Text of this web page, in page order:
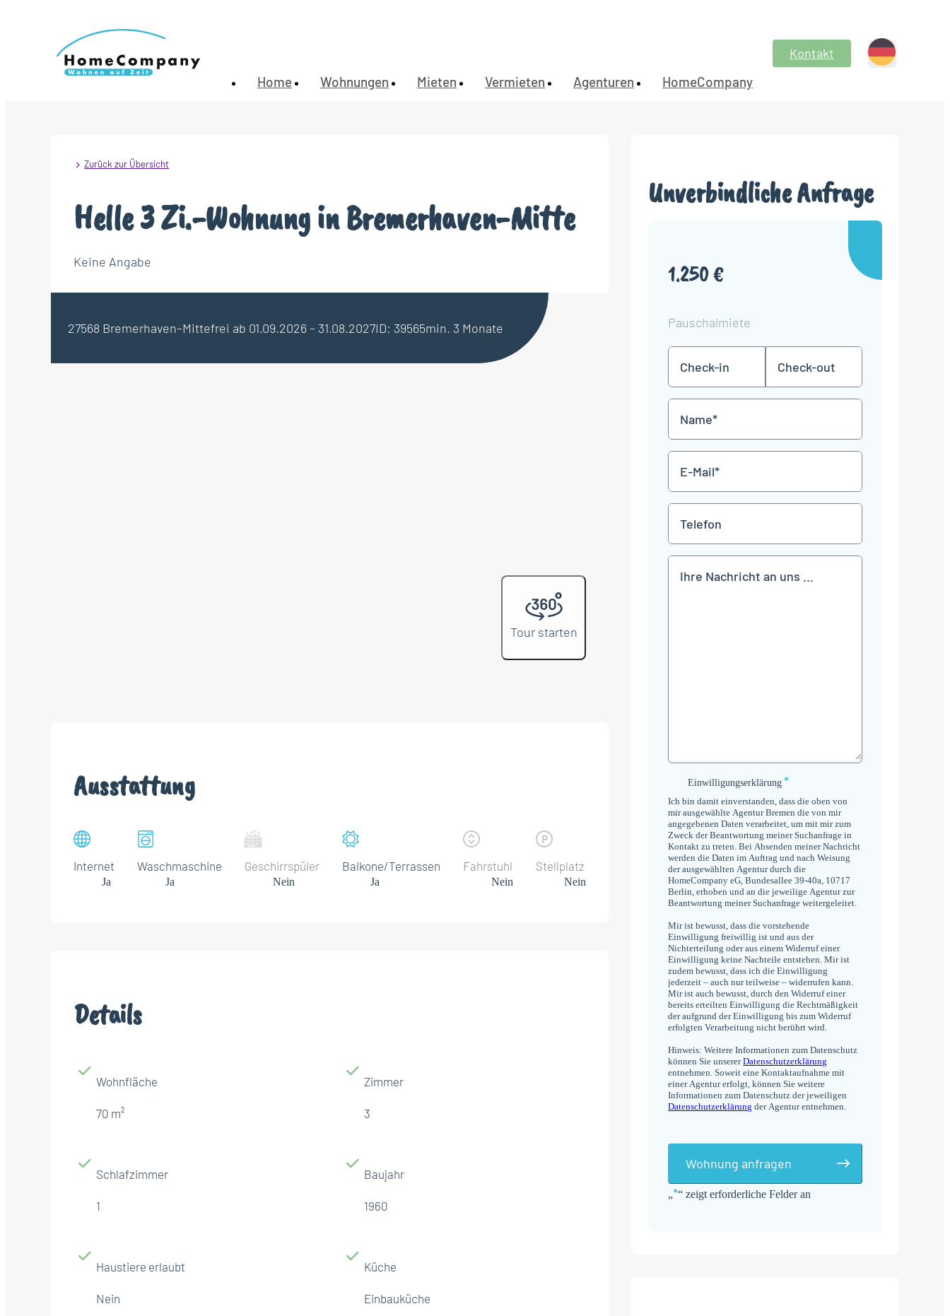
Home Wohnungen Mieten Vermieten Agenturen HomeCompany
Kontakt
Zurück zur Übersicht
Helle 3 Zi.-Wohnung in Bremerhaven-Mitte
Keine Angabe
27568 Bremerhaven–Mittefrei ab 01.09.2026 – 31.08.2027ID: 39565min. 3 Monate
Tour starten
Ausstattung
Internet
Ja
Waschmaschine
Ja
Geschirrspüler
Nein
Balkone/Terrassen
Ja
Fahrstuhl
Nein
Stellplatz
Nein
Details
Wohnfläche
70 m²
Zimmer
3
Schlafzimmer
1
Baujahr
1960
Haustiere erlaubt
Nein
Küche
Einbauküche
Unverbindliche Anfrage
1.250 €
Pauschalmiete
„*“ zeigt erforderliche Felder an
in
TT
Punkt
MM
JJJJ
TT
Punkt
MM
Mail
*
Einwilligungserklärung
Einwilligungserklärung *
Ich bin damit einverstanden, dass die oben von
mir ausgewählte Agentur Bremen die von mir
angegebenen Daten verarbeitet, um mit mir zum
Zweck der Beantwortung meiner Suchanfrage in
Kontakt zu treten. Bei Absenden meiner Nachricht
werden die Daten im Auftrag und nach Weisung
der ausgewählten Agentur durch die
HomeCompany eG, Bundesallee 39-40a, 10717
Berlin, erhoben und an die jeweilige Agentur zur
Beantwortung meiner Suchanfrage weitergeleitet.
Mir ist bewusst, dass die vorstehende
Einwilligung freiwillig ist und aus der
Nichterteilung oder aus einem Widerruf einer
Einwilligung keine Nachteile entstehen. Mir ist
zudem bewusst, dass ich die Einwilligung
jederzeit – auch nur teilweise – widerrufen kann.
Mir ist auch bewusst, durch den Widerruf einer
bereits erteilten Einwilligung die Rechtmäßigkeit
der aufgrund der Einwilligung bis zum Widerruf
erfolgten Verarbeitung nicht berührt wird.
Hinweis: Weitere Informationen zum Datenschutz
können Sie unsererDatenschutzerklärung
entnehmen. Soweit eine Kontaktaufnahme mit
einer Agentur erfolgt, können Sie weitere
Informationen zum Datenschutz der jeweiligen
Datenschutzerklärung der Agentur entnehmen.
Wohnung anfragen